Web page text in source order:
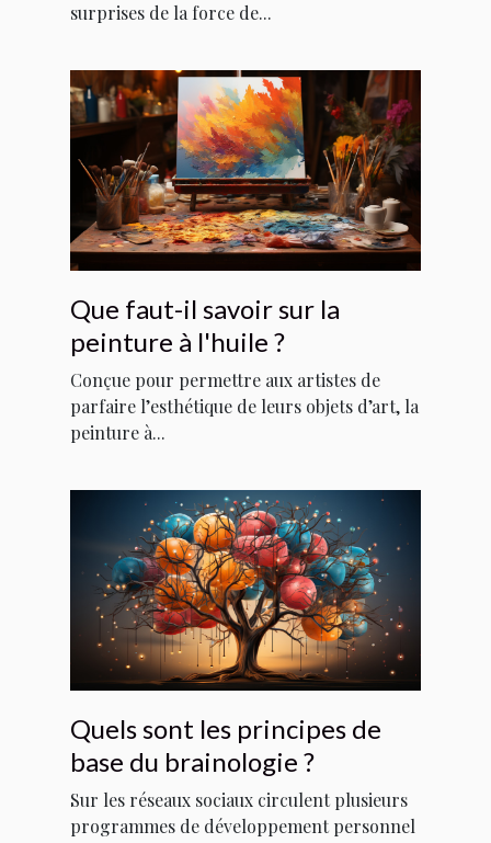
surprises de la force de...
Que faut-il savoir sur la
peinture à l'huile ?
Conçue pour permettre aux artistes de
parfaire l’esthétique de leurs objets d’art, la
peinture à...
Quels sont les principes de
base du brainologie ?
Sur les réseaux sociaux circulent plusieurs
programmes de développement personnel